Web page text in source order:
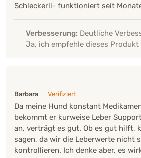
Schleckerli- funktioniert seit
Verbesserung: Deutliche
Ja, ich empfehle dieses Produkt
Barbara
Verifiziert
Da meine Hund konstant
bekommt er kurweise Leber
an, verträgt es gut. Ob es gut hilft,
sagen, da wir die Leberwerte nicht
kontrollieren. Ich denke aber, es